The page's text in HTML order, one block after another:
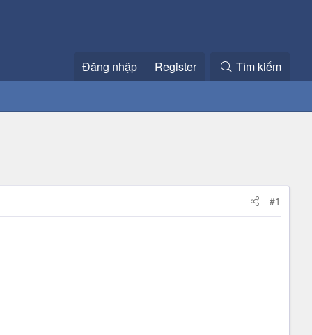
Đăng nhập Register Tìm kiếm
#1